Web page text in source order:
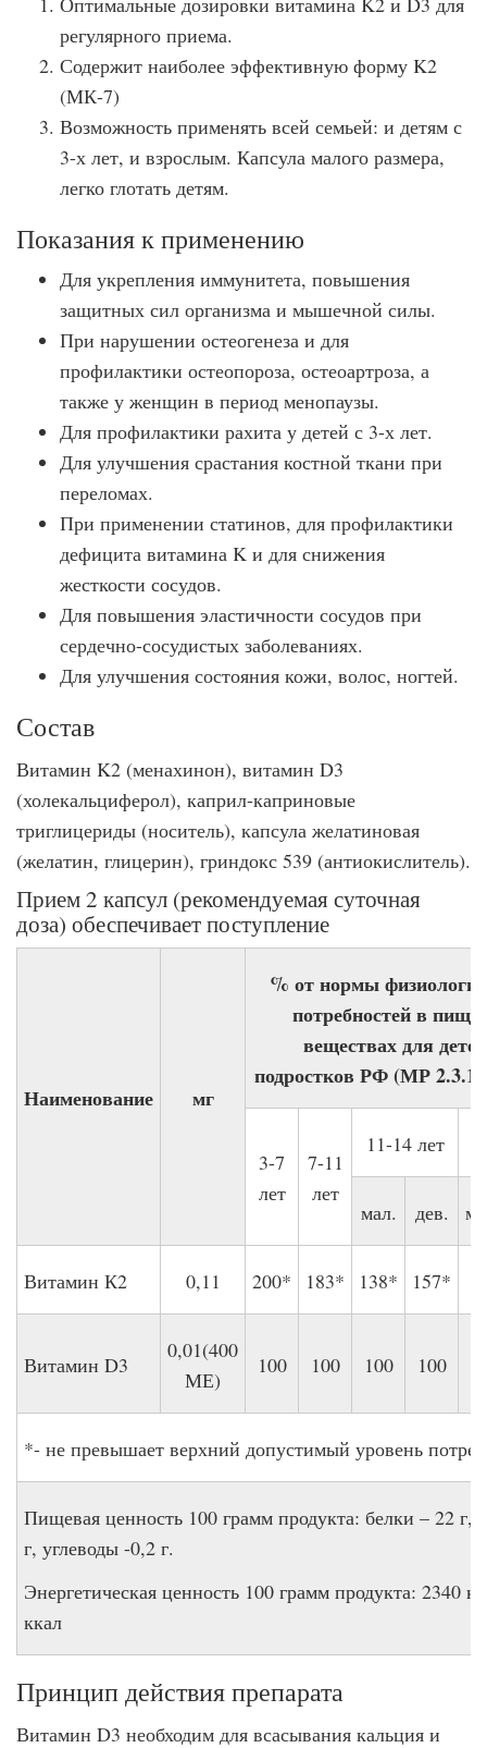
регулярного приема.
Содержит наиболее эффективную форму K2
(МК-7)
Возможность применять всей семьей: и детям с
3-х лет, и взрослым. Капсула малого размера,
легко глотать детям.
Показания к применению
Для укрепления иммунитета, повышения
защитных сил организма и мышечной силы.
При нарушении остеогенеза и для
профилактики остеопороза, остеоартроза, а
также у женщин в период менопаузы.
Для профилактики рахита у детей с 3-х лет.
Для улучшения срастания костной ткани при
переломах.
При применении статинов, для профилактики
дефицита витамина K и для снижения
жесткости сосудов.
Для повышения эластичности сосудов при
сердечно-сосудистых заболеваниях.
Для улучшения состояния кожи, волос, ногтей.
Состав
Витамин K2 (менахинон), витамин D3
(холекальциферол), каприл-каприновые
триглицериды (носитель), капсула желатиновая
(желатин, глицерин), гриндокс 539 (антиокислитель).
Прием 2 капсул (рекомендуемая суточная
доза) обеспечивает поступление
Наименование мг
% от нормы
потребностей в
веществах для
подростков РФ (МР
3-7
лет
7-11
лет
11-14 лет
мал. дев.
Витамин К2 0,11 200* 183* 138* 157*
Витамин D3
0,01(400
МЕ)
100 100 100 100
*- не превышает верхний допустимый уровень
Пищевая ценность 100 грамм продукта: белки – 22 г,
г, углеводы -0,2 г.
Энергетическая ценность 100 грамм продукта: 2340
ккал
Принцип действия препарата
Витамин D3 необходим для всасывания кальция и